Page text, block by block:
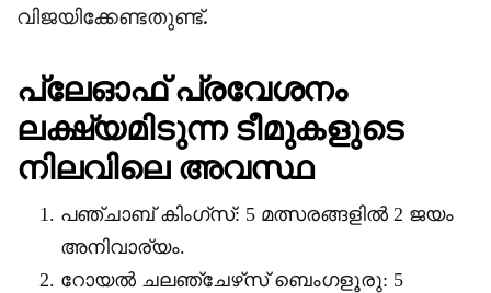
വിജയിക്കേണ്ടതുണ്ട്.
പ്ലേഓഫ് പ്രവേശനം
ലക്ഷ്യമിടുന്ന ടീമുകളുടെ
നിലവിലെ അവസ്ഥ
പഞ്ചാബ് കിംഗ്‌സ്: 5 മത്സരങ്ങളിൽ 2 ജയം
അനിവാര്യം.
റോയൽ ചലഞ്ചേഴ്‌സ് ബെംഗളൂരു: 5